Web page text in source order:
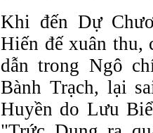
Khi đến Dự
Hiến đế xuân thu,
dẫn trong Ngô
Bành Trạch, lại
Huyền do Lưu